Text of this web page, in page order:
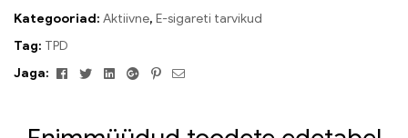
Kategooriad: Aktiivne, E-sigareti tarvikud
Tag: TPD
Jaga:
FacebookTwitterLinkedinGoogle+Pinterest
Meil